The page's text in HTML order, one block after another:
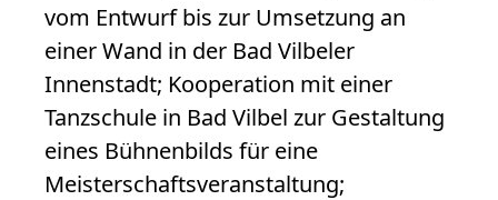
vom Entwurf bis zur Umsetzung an
einer Wand in der Bad Vilbeler
Innenstadt; Kooperation mit einer
Tanzschule in Bad Vilbel zur Gestaltung
eines Bühnenbilds für eine
Meisterschaftsveranstaltung;